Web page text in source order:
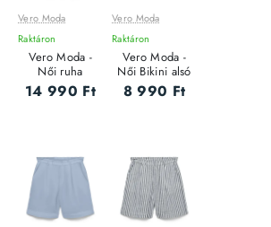
Vero Moda
Raktáron
Vero Moda -
Női ruha
14 990 Ft
Vero Moda
Raktáron
Vero Moda -
Női Bikini alsó
8 990 Ft